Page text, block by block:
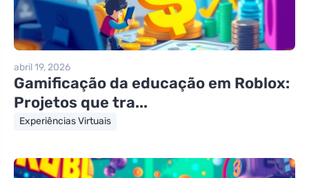
abril 19, 2026
Gamificação da educação em Roblox:
Projetos que tra...
Experiências Virtuais